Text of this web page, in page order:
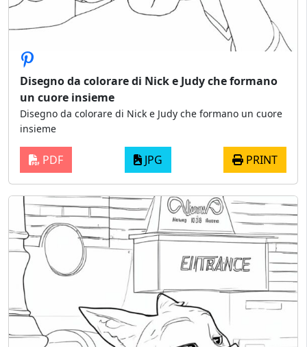
Disegno da colorare di Nick e Judy che formano
un cuore insieme
Disegno da colorare di Nick e Judy che formano un cuore
insieme
PDF JPG PRINT